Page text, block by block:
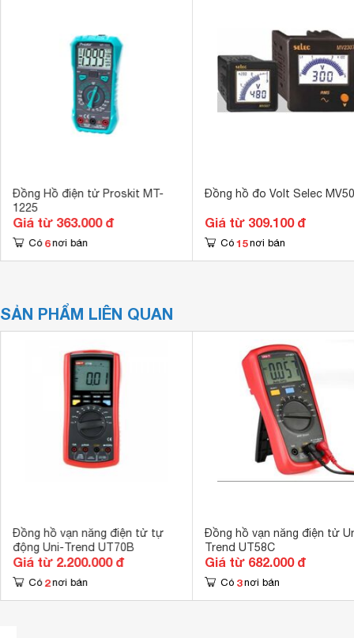
Đồng Hồ điện tử Proskit MT-
1225
Giá từ 363.000 đ
Có 6 nơi bán
Đồng hồ đo Volt Selec
Giá từ 309.100 đ
Có 15 nơi bán
SẢN PHẨM LIÊN QUAN
Đồng hồ vạn năng điện tử tự
động Uni-Trend UT70B
Giá từ 2.200.000 đ
Có 2 nơi bán
Đồng hồ vạn năng điện tử
Trend UT58C
Giá từ 682.000 đ
Có 3 nơi bán